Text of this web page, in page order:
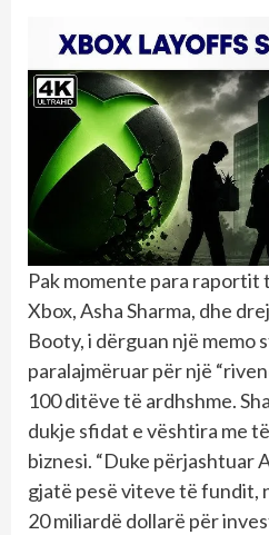
Pak momente para raportit
Xbox, Asha Sharma, dhe
Booty, i dërguan një memo
paralajmëruar për një
100 ditëve të ardhshme.
dukje sfidat e vështira me
biznesi. “Duke përjashtuar
gjatë pesë viteve të fundit,
20 miliardë dollarë për